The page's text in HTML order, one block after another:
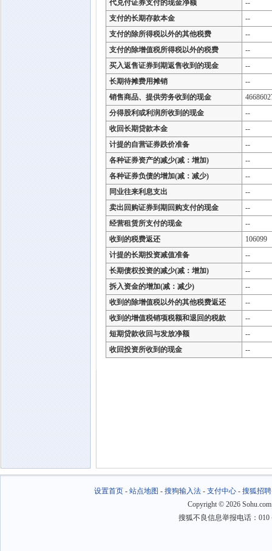
代兑付证券支付的现金净额
--
支付的长期存款本金
--
支付的除所得税以外的其他税费
--
支付的除增值税所得税以外的税费
--
买入返售证券到期返售收到的现金
--
长期待摊费用摊销
--
销售商品、提供劳务收到的现金
分得股利或利润所收到的现金
--
收回长期贷款本金
--
计提的自营证券跌价准备
--
各种证券资产的减少(减：增加)
--
各种证券负债的增加(减：减少)
--
同业往来利息支出
--
卖出回购证券到期回购支付的现金
--
经营租赁所支付的现金
--
收到的税费返还
106099
计提的长期投资减值准备
--
长期债权投资的减少(减：增加)
--
拆入资金的增加(减：减少)
--
收到的除增值税以外的其他税费返还
--
收到的增值税销项税额和退回的税款
--
短期贷款收回与发放净额
--
收回投资所收到的现金
--
设置首页- 站点地图 - 搜狗输入法- 支付中心- 搜狐招聘
Copyright © 2026
搜狐不良信息举报电话：010